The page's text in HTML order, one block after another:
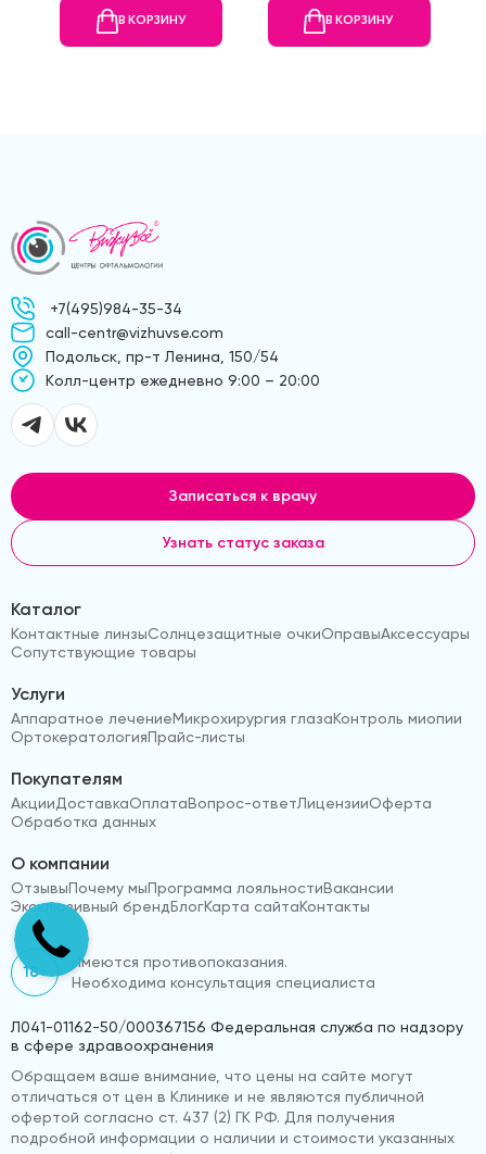
В КОРЗИНУ В КОРЗИНУ
+7(495)984-35-34
call-centr@vizhuvse.com
Подольск, пр-т Ленина, 150/54
Kолл-центр ежедневно 9:00 – 20:00
Записаться к врачу
Узнать статус заказа
Каталог
Контактные линзыСолнцезащитные очкиОправыАксессуары
Сопутствующие товары
Услуги
Аппаратное лечениеМикрохирургия глазаКонтроль миопии
ОртокератологияПрайс-листы
Покупателям
АкцииДоставкаОплатаВопрос-ответЛицензииОферта
Обработка данных
О компании
ОтзывыПочему мыПрограмма лояльностиВакансии
Эксклюзивный брендБлогКарта сайтаКонтакты
18+
Имеются противопоказания.
Необходима консультация специалиста
Л041-01162-50/000367156 Федеральная служба по надзору
в сфере здравоохранения
Обращаем ваше внимание, что цены на сайте могут
отличаться от цен в Клинике и не являются публичной
офертой согласно ст. 437 (2) ГК РФ. Для получения
подробной информации о наличии и стоимости указанных